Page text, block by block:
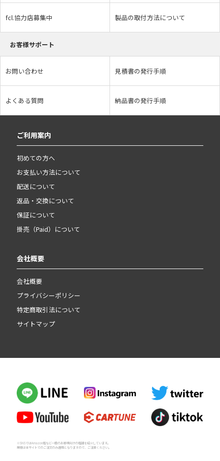
fcl.協力店募集中 製品の取付方法について
お客様サポート
お問い合わせ 見積書の発行手順
よくある質問 納品書の発行手順
ご利用案内
初めての方へ
お支払い方法について
配送について
返品・交換について
保証について
掛売（Paid）について
会社概要
会社概要
プライバシーポリシー
特定商取引法について
サイトマップ
※SNSではAmazon店など一般のお客様向けの店舗を紹介しています。
業販は本サイトでのご注文のみ適用となりますので、ご注意ください。